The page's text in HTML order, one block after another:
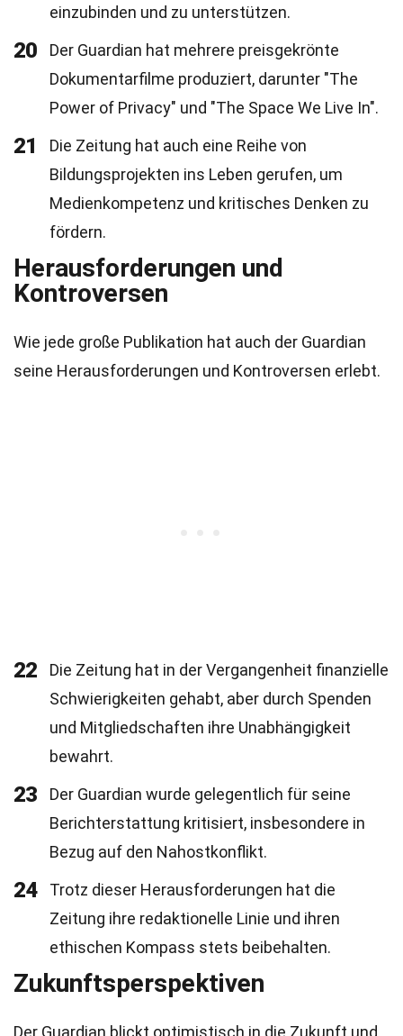
einzubinden und zu unterstützen.
20
Der Guardian hat mehrere preisgekrönte
Dokumentarfilme produziert, darunter "The
Power of Privacy" und "The Space We Live In".
21
Die Zeitung hat auch eine Reihe von
Bildungsprojekten ins Leben gerufen, um
Medienkompetenz und kritisches Denken zu
fördern.
Herausforderungen und
Kontroversen
Wie jede große Publikation hat auch der Guardian
seine Herausforderungen und Kontroversen erlebt.
22
Die Zeitung hat in der Vergangenheit finanzielle
Schwierigkeiten gehabt, aber durch Spenden
und Mitgliedschaften ihre Unabhängigkeit
bewahrt.
23
Der Guardian wurde gelegentlich für seine
Berichterstattung kritisiert, insbesondere in
Bezug auf den Nahostkonflikt.
24
Trotz dieser Herausforderungen hat die
Zeitung ihre redaktionelle Linie und ihren
ethischen Kompass stets beibehalten.
Zukunftsperspektiven
Der Guardian blickt optimistisch in die Zukunft und